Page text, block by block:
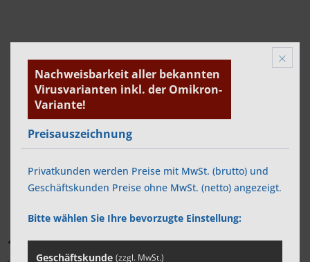
1,20 €*
Nachweisbarkeit aller bekannten
Virusvarianten inkl. der Omikron-
Variante!
Preisauszeichnung
Privatkunden werden Preise mit MwSt. (brutto) und
Geschäftskunden Preise ohne MwSt. (netto) angezeigt.
Bitte wählen Sie Ihre bevorzugte Einstellung:
Geschäftskunde (zzgl. MwSt.)